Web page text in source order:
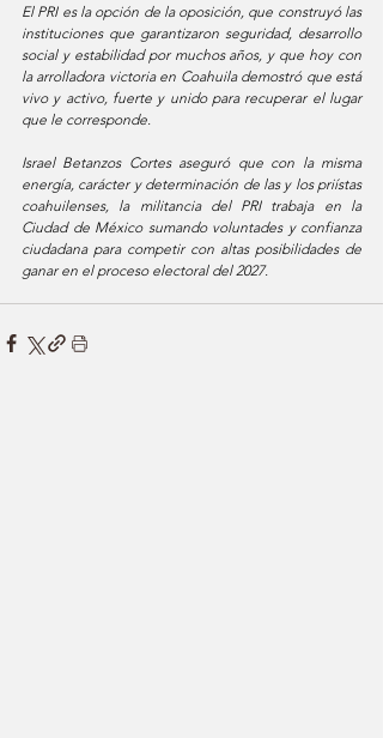
El PRI es la opción de la oposición, que construyó las
instituciones que garantizaron seguridad, desarrollo
social y estabilidad por muchos años, y que hoy con
la arrolladora victoria en Coahuila demostró que está
vivo y activo, fuerte y unido para recuperar el lugar
que le corresponde.
Israel Betanzos Cortes aseguró que con la misma
energía, carácter y determinación de las y los priístas
coahuilenses, la militancia del PRI trabaja en la
Ciudad de México sumando voluntades y confianza
ciudadana para competir con altas posibilidades de
ganar en el proceso electoral del 2027.